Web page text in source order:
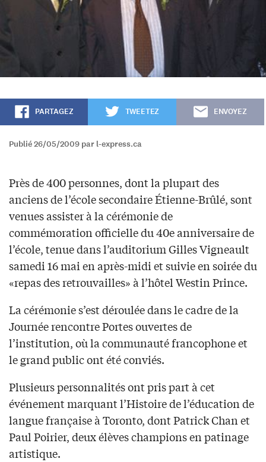
PARTAGEZ TWEETEZ ENVOYEZ
Publié 26/05/2009 par l-express.ca
Près de 400 personnes, dont la plupart des
anciens de l’école secondaire Étienne-Brûlé, sont
venues assister à la cérémonie de
commémoration officielle du 40e anniversaire de
l’école, tenue dans l’auditorium Gilles Vigneault
samedi 16 mai en après-midi et suivie en soirée du
«repas des retrouvailles» à l’hôtel Westin Prince.
La cérémonie s’est déroulée dans le cadre de la
Journée rencontre Portes ouvertes de
l’institution, où la communauté francophone et
le grand public ont été conviés.
Plusieurs personnalités ont pris part à cet
événement marquant l’Histoire de l’éducation de
langue française à Toronto, dont Patrick Chan et
Paul Poirier, deux élèves champions en patinage
artistique.